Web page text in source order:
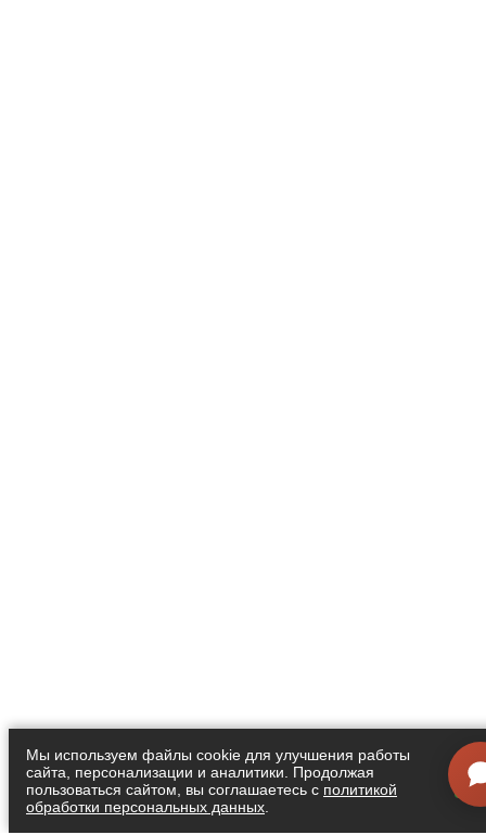
Мы используем файлы cookie для улучшения работы
сайта, персонализации и аналитики. Продолжая
пользоваться сайтом, вы соглашаетесь с политикой
обработки персональных данных
Я